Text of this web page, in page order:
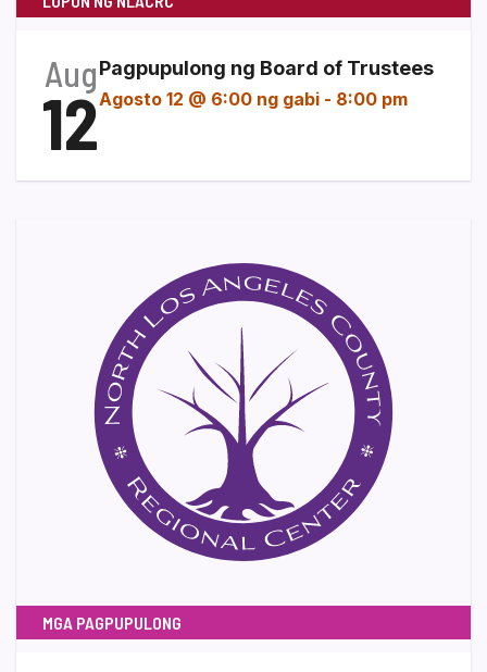
Aug
12
Pagpupulong ng Board of Trustees
Agosto 12 @ 6:00 ng gabi - 8:00 pm
MGA PAGPUPULONG